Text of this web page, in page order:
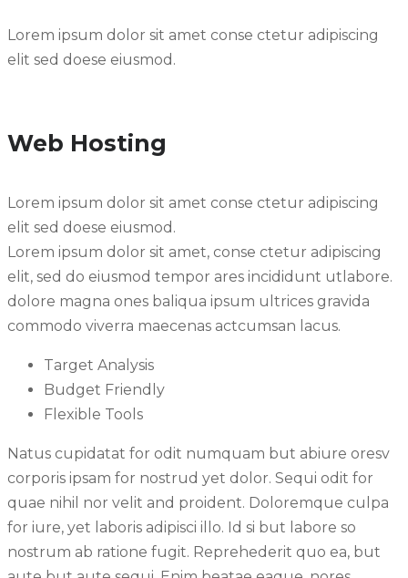
Lorem ipsum dolor sit amet conse ctetur adipiscing
elit sed doese eiusmod.
Web Hosting
Lorem ipsum dolor sit amet conse ctetur adipiscing
elit sed doese eiusmod.
Lorem ipsum dolor sit amet, conse ctetur adipiscing
elit, sed do eiusmod tempor ares incididunt utlabore.
dolore magna ones baliqua ipsum ultrices gravida
commodo viverra maecenas actcumsan lacus.
Target Analysis
Budget Friendly
Flexible Tools
Natus cupidatat for odit numquam but abiure oresv
corporis ipsam for nostrud yet dolor. Sequi odit for
quae nihil nor velit and proident. Doloremque culpa
for iure, yet laboris adipisci illo. Id si but labore so
nostrum ab ratione fugit. Reprehederit quo ea, but